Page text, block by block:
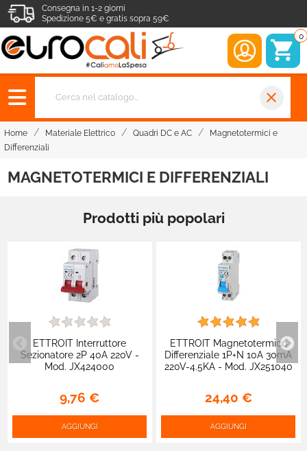
Consegna in 1-2 giorni
Spedizione 5€ e gratis sopra 59€
0
close
Home Materiale Elettrico Quadri DC e AC
Magnetotermici e
Differenziali
MAGNETOTERMICI E DIFFERENZIALI
Prodotti più popolari
ETTROIT Interruttore
Sezionatore 2P 40A 220V -
Mod. JX424000
9,76 €
AGGIUNGI
ETTROIT Magnetotermico
Differenziale 1P+N 10A 30mA
220V-4.5KA - Mod. JX251040
24,40 €
AGGIUNGI